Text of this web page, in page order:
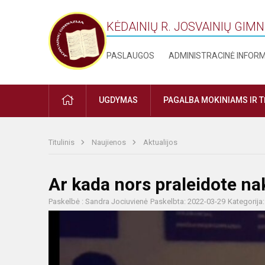
KĖDAINIŲ R. JOSVAINIŲ
PASLAUGOS ADMINISTRACINĖ
PRADŽIAUGDYMAS PAGALBA MOKINIAMS IR
Titulinis Naujienos Aktualijos
Ar kada nors praleidote
Paskelbė : Sandra Jociuvienė Paskelbta: 2022-03-29